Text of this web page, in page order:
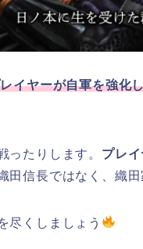
イヤーが自軍を強化
ったりします。 プレ
田信長ではなく、織
尽くしましょう